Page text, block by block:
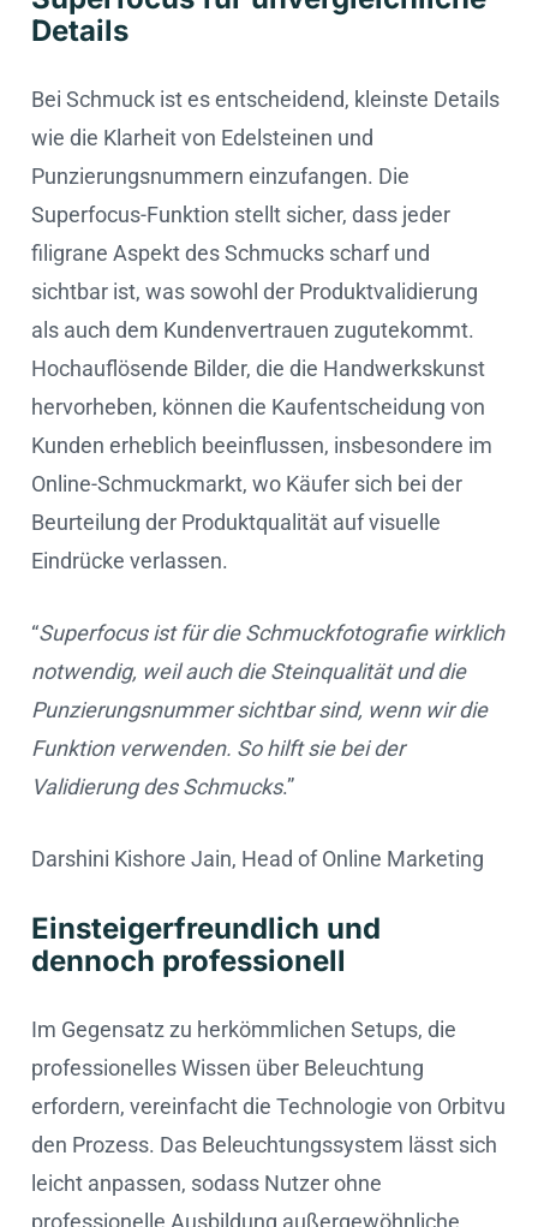
Details
Bei Schmuck ist es entscheidend, kleinste Details
wie die Klarheit von Edelsteinen und
Punzierungsnummern einzufangen. Die
Superfocus-Funktion stellt sicher, dass jeder
filigrane Aspekt des Schmucks scharf und
sichtbar ist, was sowohl der Produktvalidierung
als auch dem Kundenvertrauen zugutekommt.
Hochauflösende Bilder, die die Handwerkskunst
hervorheben, können die Kaufentscheidung von
Kunden erheblich beeinflussen, insbesondere im
Online-Schmuckmarkt, wo Käufer sich bei der
Beurteilung der Produktqualität auf visuelle
Eindrücke verlassen.
“Superfocus ist für die Schmuckfotografie wirklich
notwendig, weil auch die Steinqualität und die
Punzierungsnummer sichtbar sind, wenn wir die
Funktion verwenden. So hilft sie bei der
Validierung des Schmucks.”
Darshini Kishore Jain, Head of Online Marketing
Einsteigerfreundlich und
dennoch professionell
Im Gegensatz zu herkömmlichen Setups, die
professionelles Wissen über Beleuchtung
erfordern, vereinfacht die Technologie von Orbitvu
den Prozess. Das Beleuchtungssystem lässt sich
leicht anpassen, sodass Nutzer ohne
professionelle Ausbildung außergewöhnliche